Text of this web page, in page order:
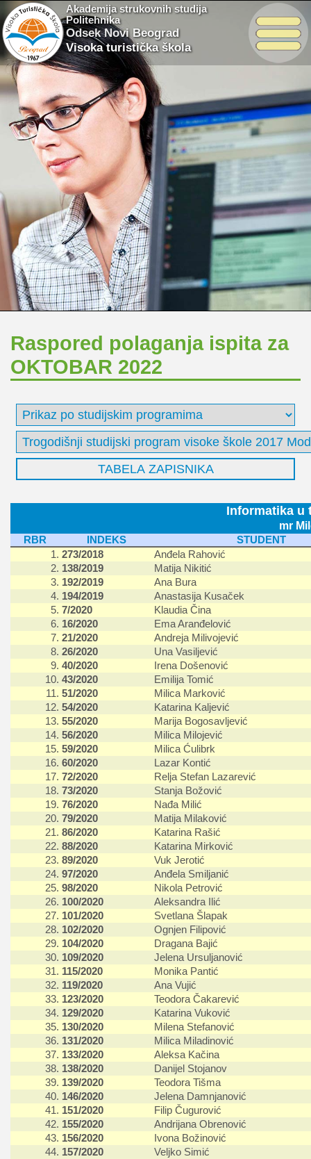
Akademija strukovnih studija
Politehnika
Odsek Novi Beograd
Visoka turistička škola
Raspored polaganja ispita za
OKTOBAR 2022
Informatika u
mr
RBR INDEKS
STUDENT
1. 273/2018
Anđela Rahović
2. 138/2019
Matija Nikitić
3. 192/2019
Ana Bura
4. 194/2019
Anastasija Kusaček
5. 7/2020
Klaudia Čina
6. 16/2020
Ema Aranđelović
7. 21/2020
Andreja Milivojević
8. 26/2020
Una Vasiljević
9. 40/2020
Irena Došenović
10. 43/2020
Emilija Tomić
11. 51/2020
Milica Marković
12. 54/2020
Katarina Kaljević
13. 55/2020
Marija Bogosavljević
14. 56/2020
Milica Milojević
15. 59/2020
Milica Ćulibrk
16. 60/2020
Lazar Kontić
17. 72/2020
Relja Stefan Lazarević
18. 73/2020
Stanja Božović
19. 76/2020
Nađa Milić
20. 79/2020
Matija Milaković
21. 86/2020
Katarina Rašić
22. 88/2020
Katarina Mirković
23. 89/2020
Vuk Jerotić
24. 97/2020
Anđela Smiljanić
25. 98/2020
Nikola Petrović
26. 100/2020
Aleksandra Ilić
27. 101/2020
Svetlana Šlapak
28. 102/2020
Ognjen Filipović
29. 104/2020
Dragana Bajić
30. 109/2020
Jelena Ursuljanović
31. 115/2020
Monika Pantić
32. 119/2020
Ana Vujić
33. 123/2020
Teodora Čakarević
34. 129/2020
Katarina Vuković
35. 130/2020
Milena Stefanović
36. 131/2020
Milica Miladinović
37. 133/2020
Aleksa Kačina
38. 138/2020
Danijel Stojanov
39. 139/2020
Teodora Tišma
40. 146/2020
Jelena Damnjanović
41. 151/2020
Filip Čugurović
42. 155/2020
Andrijana Obrenović
43. 156/2020
Ivona Božinović
44. 157/2020
Veljko Simić